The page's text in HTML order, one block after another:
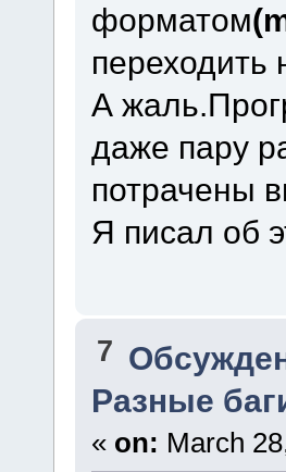
форматом
переходить
А
даже пару
потрачены
Я писал об
7
Разные
« on: March